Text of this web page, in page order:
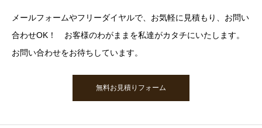
メールフォームやフリーダイヤルで、お気軽に見積もり、お問い
合わせOK！ お客様のわがままを私達がカタチにいたします。
お問い合わせをお待ちしています。
無料お見積りフォーム